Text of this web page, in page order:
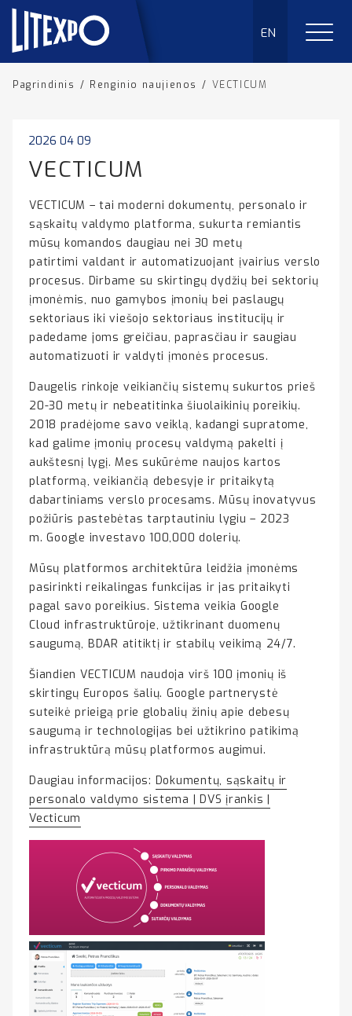
EN
Pagrindinis / Renginio naujienos / VECTICUM
2026 04 09
VECTICUM
VECTICUM – tai moderni dokumentų, personalo ir
sąskaitų valdymo platforma, sukurta remiantis
mūsų komandos daugiau nei 30 metų
patirtimi valdant ir automatizuojant įvairius verslo
procesus. Dirbame su skirtingų dydžių bei sektorių
įmonėmis, nuo gamybos įmonių bei paslaugų
sektoriaus iki viešojo sektoriaus institucijų ir
padedame joms greičiau, paprasčiau ir saugiau
automatizuoti ir valdyti įmonės procesus.
Daugelis rinkoje veikiančių sistemų sukurtos prieš
20-30 metų ir nebeatitinka šiuolaikinių poreikių.
2018 pradėjome savo veiklą, kadangi supratome,
kad galime įmonių procesų valdymą pakelti į
aukštesnį lygį. Mes sukūrėme naujos kartos
platformą, veikiančią debesyje ir pritaikytą
dabartiniams verslo procesams. Mūsų inovatyvus
požiūris pastebėtas tarptautiniu lygiu – 2023
m. Google investavo 100,000 dolerių.
Mūsų platformos architektūra leidžia įmonėms
pasirinkti reikalingas funkcijas ir jas pritaikyti
pagal savo poreikius. Sistema veikia Google
Cloud infrastruktūroje, užtikrinant duomenų
saugumą, BDAR atitiktį ir stabilų veikimą 24/7.
Šiandien VECTICUM naudoja virš 100 įmonių iš
skirtingų Europos šalių. Google partnerystė
suteikė prieigą prie globalių žinių apie debesų
saugumą ir technologijas bei užtikrino patikimą
infrastruktūrą mūsų platformos augimui.
Daugiau informacijos: Dokumentų, sąskaitų ir
personalo valdymo sistema​ | DVS įrankis |
Vecticum